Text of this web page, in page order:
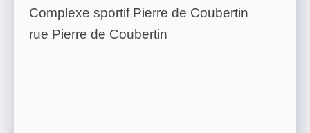
Complexe sportif Pierre de Coubertin
rue Pierre de Coubertin